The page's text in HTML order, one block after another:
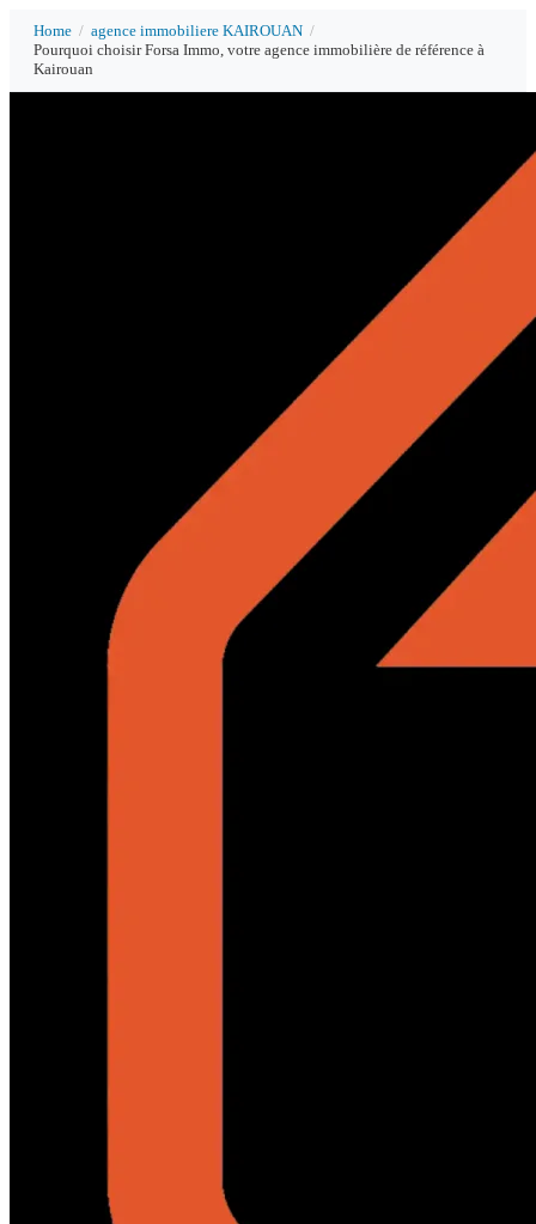
Home / agence immobiliere KAIROUAN /
Pourquoi choisir Forsa Immo, votre agence immobilière de référence à
Kairouan